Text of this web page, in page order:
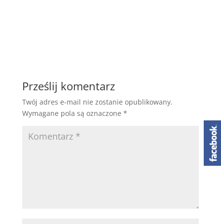
Prześlij komentarz
Twój adres e-mail nie zostanie opublikowany.
Wymagane pola są oznaczone *